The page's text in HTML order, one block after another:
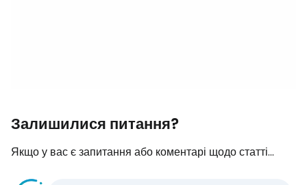
Залишилися питання?
Якщо у вас є запитання або коментарі щодо статті...